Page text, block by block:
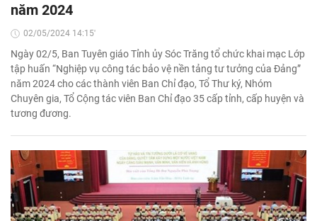
năm 2024
02/05/2024 14:15'
Ngày 02/5, Ban Tuyên giáo Tỉnh ủy Sóc Trăng tổ chức khai mạc Lớp
tập huấn “Nghiệp vụ công tác bảo vệ nền tảng tư tưởng của Đảng”
năm 2024 cho các thành viên Ban Chỉ đạo, Tổ Thư ký, Nhóm
Chuyên gia, Tổ Cộng tác viên Ban Chỉ đạo 35 cấp tỉnh, cấp huyện và
tương đương.